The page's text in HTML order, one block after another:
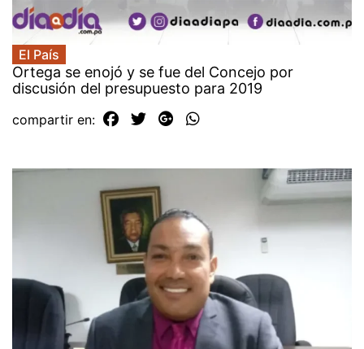
El País
Ortega se enojó y se fue del Concejo por
discusión del presupuesto para 2019
compartir en: